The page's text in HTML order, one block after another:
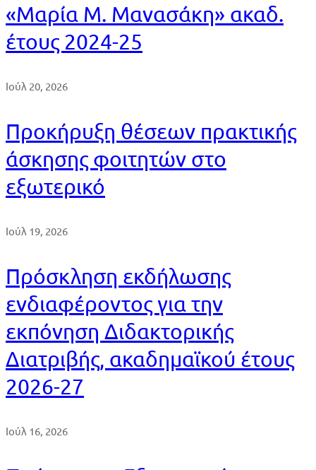
«Μαρία Μ. Μανασάκη» ακαδ.
έτους 2024-25
Ιούλ 20, 2026
Προκήρυξη θέσεων πρακτικής
άσκησης φοιτητών στο
εξωτερικό
Ιούλ 19, 2026
Πρόσκληση εκδήλωσης
ενδιαφέροντος για την
εκπόνηση Διδακτορικής
Διατριβής, ακαδημαϊκού έτους
2026-27
Ιούλ 16, 2026